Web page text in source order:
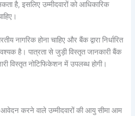
है, इसलिए उम्मीदवारों को आधिकारिक
नागरिक होना चाहिए और बैंक द्वारा निर्धारित
है। पात्रता से जुड़ी विस्तृत जानकारी बैंक
विस्तृत नोटिफिकेशन में उपलब्ध होगी।
करने वाले उम्मीदवारों की आयु सीमा आम